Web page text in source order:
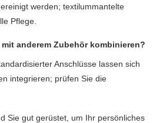
werden; textilummantelte
Pflege.
mit anderem Zubehör kombinieren?
Anschlüsse lassen sich
integrieren; prüfen Sie die
Sie gut gerüstet, um Ihr persönliches